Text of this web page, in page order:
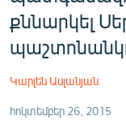
հիմնական
մենյուին
Որոնում
ՔԱՂԱՔԱԿԱՆ
քննարկել
Կարլեն Ասլանյան
հոկտեմբեր 26, 2015